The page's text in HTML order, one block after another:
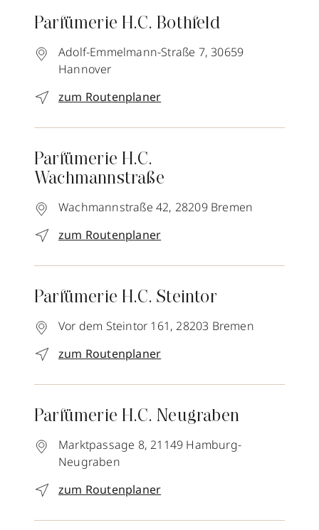
Parfümerie H.C. Bothfeld
Adolf-Emmelmann-Straße 7, 30659
Hannover
zum Routenplaner
Parfümerie H.C.
Wachmannstraße
Wachmannstraße 42, 28209 Bremen
zum Routenplaner
Parfümerie H.C. Steintor
Vor dem Steintor 161, 28203 Bremen
zum Routenplaner
Parfümerie H.C. Neugraben
Marktpassage 8, 21149 Hamburg-
Neugraben
zum Routenplaner